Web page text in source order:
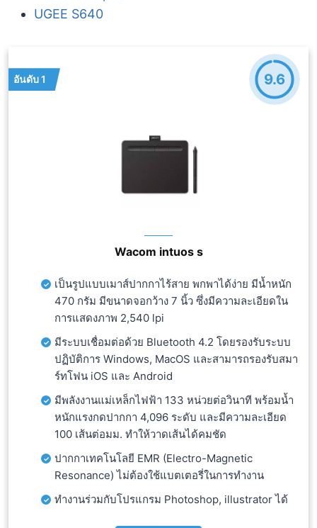
UGEE S640
อันดับ 1 9.6
Wacom intuos s
เป็นรูปแบบเมาส์ปากกาไร้สาย พกพาได้ง่าย มีน้ำหนัก
470 กรัม มีขนาดจอกว้าง 7 นิ้ว ซึ่งมีความละเอียดใน
การแสดงภาพ 2,540 lpi
มีระบบเชื่อมต่อด้วย Bluetooth 4.2 โดยรองรับระบบ
ปฏิบัติการ Windows, MacOS และสามารถรองรับสมา
ร์ทโฟน iOS และ Android
มีพลังงานแม่เหล็กไฟฟ้า 133 หน่วยต่อวินาที พร้อมน้ำ
หนักแรงกดปากกา 4,096 ระดับ และมีความละเอียด
100 เส้นต่อมม. ทำให้วาดเส้นได้คมชัด
ปากกาเทคโนโลยี EMR (Electro-Magnetic
Resonance) ไม่ต้องใช้แบตเตอรี่ในการทำงาน
ทำงานร่วมกับโปรแกรม Photoshop, illustrator ได้